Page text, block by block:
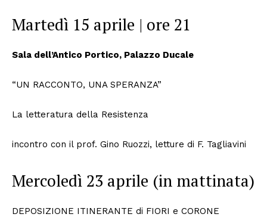
Martedì 15 aprile | ore 21
Sala dell’Antico Portico, Palazzo Ducale
“UN RACCONTO, UNA SPERANZA”
La letteratura della Resistenza
incontro con il prof. Gino Ruozzi, letture di F. Tagliavini
Mercoledì 23 aprile (in mattinata)
DEPOSIZIONE ITINERANTE di FIORI e CORONE